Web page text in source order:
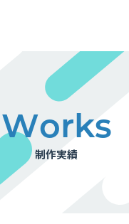
HOME
Works
制作実績